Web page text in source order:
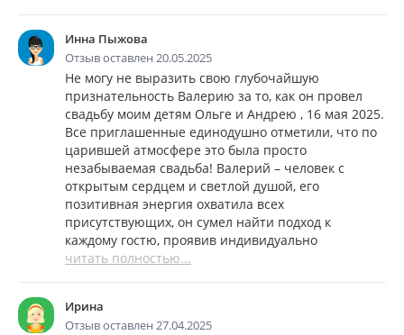
Инна Пыжова
Отзыв оставлен 20.05.2025
Не могу не выразить свою глубочайшую
признательность Валерию за то, как он провел
свадьбу моим детям Ольге и Андрею , 16 мая 2025.
Все приглашенные единодушно отметили, что по
царившей атмосфере это была просто
незабываемая свадьба! Валерий – человек с
открытым сердцем и светлой душой, его
позитивная энергия охватила всех
присутствующих, он сумел найти подход к
каждому гостю, проявив индивидуально
читать полностью...
Ирина
Отзыв оставлен 27.04.2025